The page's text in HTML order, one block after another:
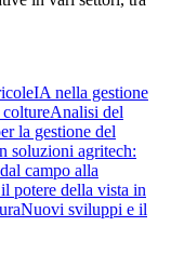
IA nella gestione
coltureAnalisi del
la gestione del
soluzioni agritech:
campo alla
potere della vista in
Nuovi sviluppi e il